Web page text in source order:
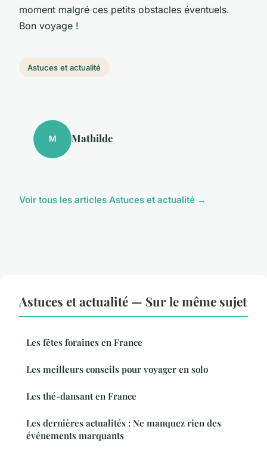
moment malgré ces petits obstacles éventuels.
Bon voyage !
Astuces et actualité
M Mathilde
Voir tous les articles Astuces et actualité →
Astuces et actualité — Sur le même sujet
Les fêtes foraines en France
Les meilleurs conseils pour voyager en solo
Les thé-dansant en France
Les dernières actualités : Ne manquez rien des
événements marquants